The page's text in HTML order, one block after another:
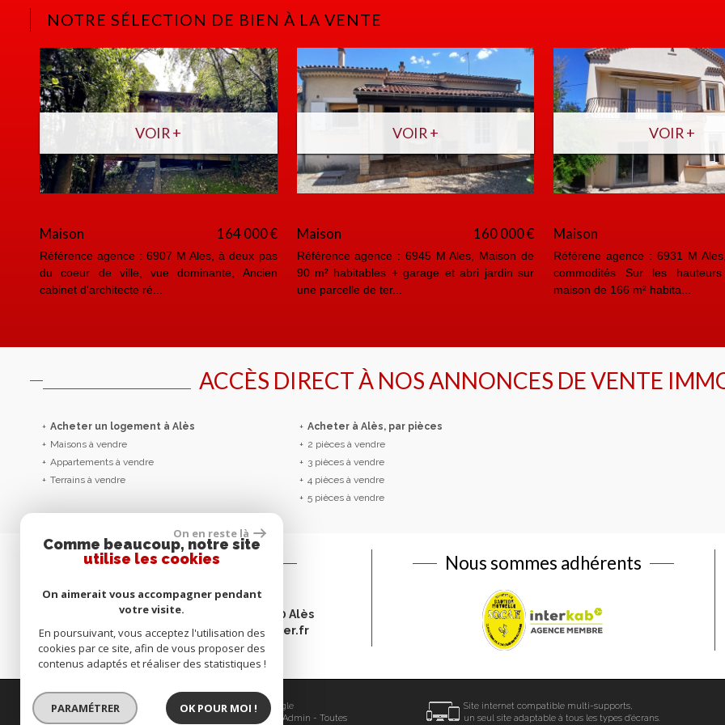
NOTRE SÉLECTION DE BIEN À LA VENTE
242 000 €
coeur de
de 94 m²
390 000 €
Référence agence : 6930 M 20 Min d'Ales,
quartier calme et vue dominante Mas en
pierre d'environ 205 m² hab...
99 000 €
Référence agence : 6943 A Anduze, coeur de
ville Appartement au 3 ieme et dernier étage
d'une petite coprop...
Référence agence
coeur de ville Au
sécurisée, studio lu...
ACCÈS DIRECT À NOS ANNONCES DE VENTE
+
Acheter un logement à Alès
+
Maisons à vendre
+
Appartements à vendre
+
Terrains à vendre
+
Acheter à Alès, par pièces
+
2 pièces à vendre
+
3 pièces à vendre
+
4 pièces à vendre
+
5 pièces à vendre
Contactez-nous
Tél :04 66 52 30 00
Adresse :21 avenue Carnot - 30100 Alès
E-mail :contact@omegaimmobilier.fr
Nous sommes adhérents
© 2026 | Tous droits réservés | Traduction powered by Google
Mentions légales- Liens Admin - Toutes
Site internet compatible multi-supports,
un seul site adaptable à tous les types d'écrans.
On en reste là
Comme beaucoup, notre site
utilise les cookies
On aimerait vous accompagner pendant
votre visite.
En poursuivant, vous acceptez l'utilisation des
cookies par ce site, afin de vous proposer des
contenus adaptés et réaliser des statistiques !
PARAMÉTRER OK POUR MOI !